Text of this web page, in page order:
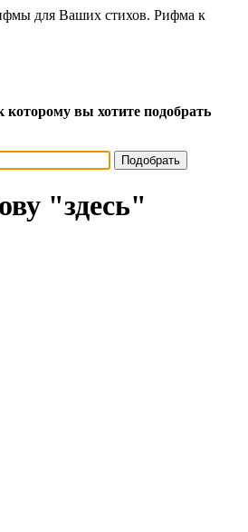
для Ваших стихов. Рифма к
которому вы хотите подобрать
Подобрать
"здесь"